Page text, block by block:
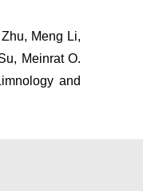
Meng Li,
Meinrat O.
and